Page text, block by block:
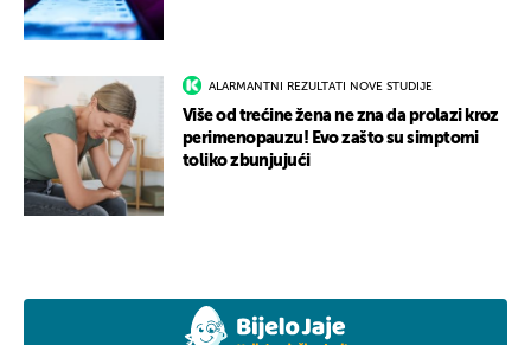
ALARMANTNI REZULTATI NOVE STUDIJE
Više od trećine žena ne zna da prolazi kroz
perimenopauzu! Evo zašto su simptomi
toliko zbunjujući